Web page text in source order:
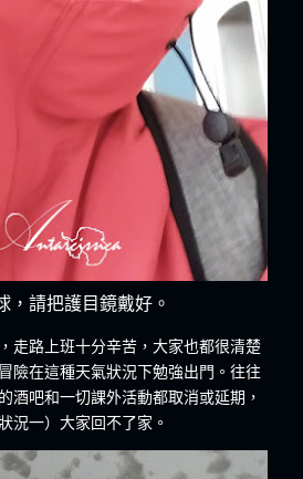
，請把護目鏡戴好。
走路上班十分辛苦，大家也都很清楚
險在這種天氣狀況下勉強出門。往往
酒吧和一切課外活動都取消或延期，
況一）大家回不了家。